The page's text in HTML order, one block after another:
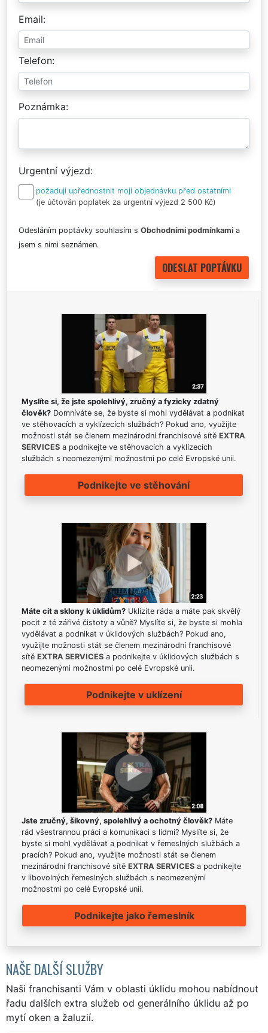
Email
Telefon
Poznámka
Urgentní výjezd
požaduji upřednostnit moji objednávku před ostatními
(je účtován poplatek za urgentní výjezd 2 500 Kč)
Odesláním poptávky souhlasím s Obchodními podmínkami a
jsem s nimi seznámen.
Myslíte si, že jste spolehlivý, zručný a fyzicky zdatný
člověk? Domníváte se, že byste si mohl vydělávat a podnikat
ve stěhovacích a vyklízecích službách? Pokud ano, využijte
možnosti stát se členem mezinárodní franchisové sítě EXTRA
SERVICES a podnikejte ve stěhovacích a vyklízecích
službách s neomezenými možnostmi po celé Evropské unii.
Podnikejte ve stěhování
Máte cit a sklony k úklidům? Uklízíte ráda a máte pak skvělý
pocit z té zářivé čistoty a vůně? Myslíte si, že byste si mohla
vydělávat a podnikat v úklidových službách? Pokud ano,
využijte možnosti stát se členem mezinárodní franchisové
sítě EXTRA SERVICES a podnikejte v úklidových službách s
neomezenými možnostmi po celé Evropské unii.
Podnikejte v uklízení
Jste zručný, šikovný, spolehlivý a ochotný člověk? Máte
rád všestrannou práci a komunikaci s lidmi? Myslíte si, že
byste si mohl vydělávat a podnikat v řemeslných službách a
pracích? Pokud ano, využijte možnosti stát se členem
mezinárodní franchisové sítě EXTRA SERVICES a podnikejte
v libovolných řemeslných službách s neomezenými
možnostmi po celé Evropské unii.
Podnikejte jako řemeslník
NAŠE DALŠÍ SLUŽBY
Naši franchisanti Vám v oblasti úklidu mohou nabídnout
řadu dalších extra služeb od generálního úklidu až po
mytí oken a žaluzií.